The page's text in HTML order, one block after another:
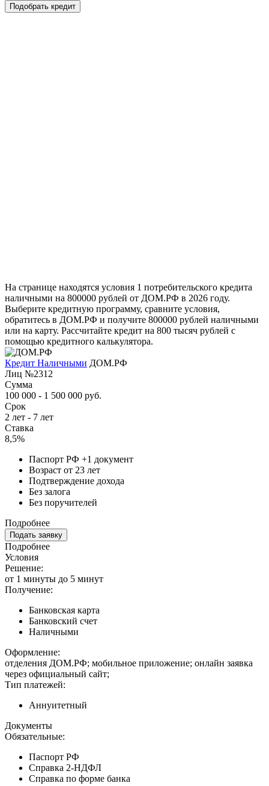
Подобрать кредит
На странице находятся условия 1 потребительского кредита
наличными на 800000 рублей от ДОМ.РФ в 2026 году.
Выберите кредитную программу, сравните условия,
обратитесь в ДОМ.РФ и получите 800000 рублей наличными
или на карту. Рассчитайте кредит на 800 тысяч рублей с
помощью кредитного калькулятора.
Кредит Наличными ДОМ.РФ
Лиц №2312
Сумма
100 000 - 1 500 000 руб.
Срок
2 лет - 7 лет
Ставка
8,5%
Паспорт РФ +1 документ
Возраст от 23 лет
Подтверждение дохода
Без залога
Без поручителей
Подробнее
Подать заявку
Подробнее
Условия
Решение:
от 1 минуты до 5 минут
Получение:
Банковская карта
Банковский счет
Наличными
Оформление:
отделения ДОМ.РФ; мобильное приложение; онлайн заявка
через официальный сайт;
Тип платежей:
Аннуитетный
Документы
Обязательные:
Паспорт РФ
Справка 2-НДФЛ
Справка по форме банка